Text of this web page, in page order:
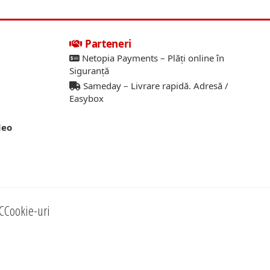
Parteneri
Netopia Payments – Plăți online în
Siguranță
Sameday – Livrare rapidă. Adresă /
Easybox
Cookie-uri